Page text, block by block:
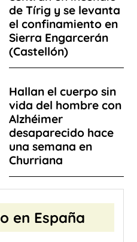
de Tírig y se levanta
el confinamiento en
Sierra Engarcerán
(Castellón)
Hallan el cuerpo sin
vida del hombre con
Alzhéimer
desaparecido hace
una semana en
Churriana
en España